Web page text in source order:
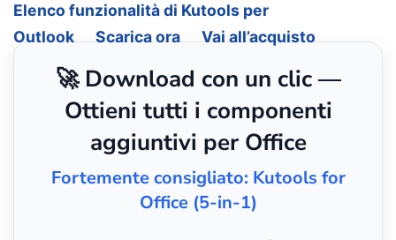
Elenco funzionalità di Kutools per
Outlook
Scarica ora Vai all’acquisto
🚀 Download con un clic —
Ottieni tutti i componenti
aggiuntivi per Office
Fortemente consigliato: Kutools for
Office (5-in-1)